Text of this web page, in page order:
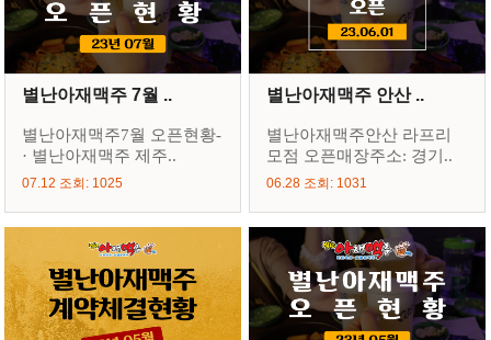
별난아재맥주 7월 ..
별난아재맥주7월 오픈현황-
· 별난아재맥주 제주..
07.12 조회: 1025
별난아재맥주 안산 ..
별난아재맥주안산 라프리
모점 오픈매장주소: 경기..
06.28 조회: 1031